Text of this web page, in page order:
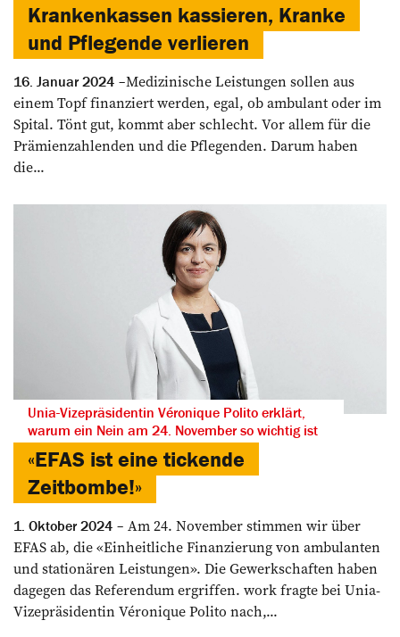
Krankenkassen kassieren, Kranke
und Pflegende verlieren
16. Januar 2024
Medizinische Leistungen sollen aus
einem Topf finanziert werden, egal, ob ambulant oder im
Spital. Tönt gut, kommt aber schlecht. Vor allem für die
Prämienzahlenden und die Pflegenden. Darum haben
die...
Unia-Vizepräsidentin Véronique Polito erklärt,
warum ein Nein am 24. November so wichtig ist
«EFAS ist eine tickende
Zeitbombe!»
1. Oktober 2024
Am 24. November stimmen wir über
EFAS ab, die «Einheitliche Finanzierung von ambulanten
und stationären Leistungen». Die Gewerkschaften haben
dagegen das Referendum ergriffen. work fragte bei Unia-
Vizepräsidentin Véronique Polito nach,...